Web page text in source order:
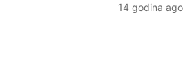
14 godina ago